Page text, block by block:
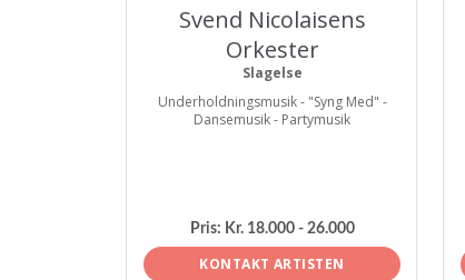
Svend Nicolaisens
Orkester
Slagelse
Underholdningsmusik - "Syng Med" -
Dansemusik - Partymusik
Pris: Kr. 18.000 - 26.000
KONTAKT ARTISTEN